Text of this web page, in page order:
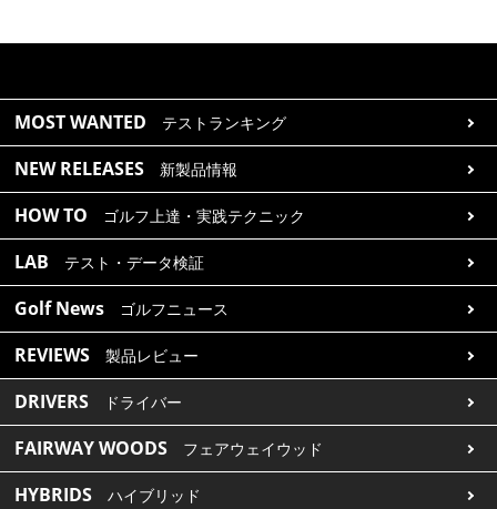
MOST WANTED テストランキング
NEW RELEASES 新製品情報
HOW TO ゴルフ上達・実践テクニック
LAB テスト・データ検証
Golf News ゴルフニュース
REVIEWS 製品レビュー
DRIVERS ドライバー
FAIRWAY WOODS フェアウェイウッド
HYBRIDS ハイブリッド